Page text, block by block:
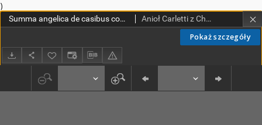
)
Pokaż szczegóły
Summa angelica de casibus conscientiae Anioł Carletti z Chivasso (bł. ; 1411-1495)